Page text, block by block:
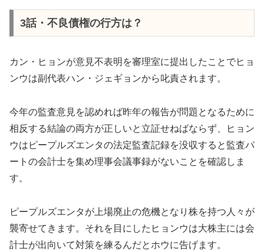
3話・不良債権の行方は？
カン・ヒョンが意見不表明を審理室に提出したことでヒョ
ンウは副代表ハン・ジェギョンから叱責されます。
今年の監査意見を認めれば昨年の報告が問題となるために
相反する結論の両方が正しいと立証せねばならず、ヒョン
ウはピープルズエンタの法定監査記録を没収すると監査パ
ートの会計士を集め理事会議事録がないことを確認しま
す。
ピープルズエンタが上場廃止の危機となり株を持つ人々が
襲寄せてきます。それを目にしたヒョンウは大株主には会
計士が出向いて対策を練るんだとホウに告げます。